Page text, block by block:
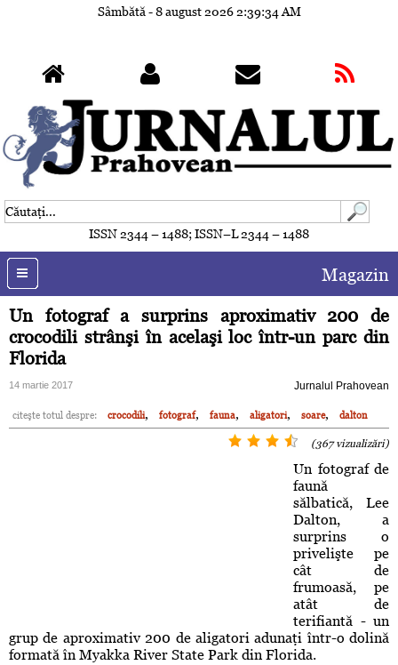
Sâmbătă - 8 august 2026 2:39:37 AM
ISSN 2344 – 1488; ISSN–L 2344 – 1488
Magazin
Un fotograf a surprins aproximativ 200 de
crocodili strânşi în acelaşi loc într-un parc din
Florida
14 martie 2017 Jurnalul Prahovean
citeşte totul despre: crocodili, fotograf, fauna, aligatori, soare, dalton
(367 vizualizări)
Un fotograf de
faună
sălbatică, Lee
Dalton, a
surprins o
privelişte pe
cât de
frumoasă, pe
atât de
terifiantă - un
grup de aproximativ 200 de aligatori adunaţi într-o dolină
formată în Myakka River State Park din Florida.